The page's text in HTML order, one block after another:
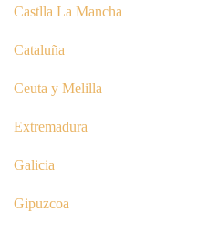
Castlla La Mancha
Cataluña
Ceuta y Melilla
Extremadura
Galicia
Gipuzcoa